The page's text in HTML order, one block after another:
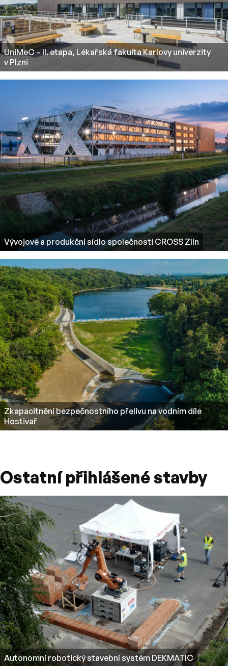
UniMeC – II. etapa, Lékařská fakulta Karlovy univerzity
v Plzni
Vývojové a produkční sídlo společnosti CROSS Zlín
Zkapacitnění bezpečnostního přelivu na vodním díle
Hostivař
Ostatní přihlášené stavby
Autonomní robotický stavební systém DEKMATIC